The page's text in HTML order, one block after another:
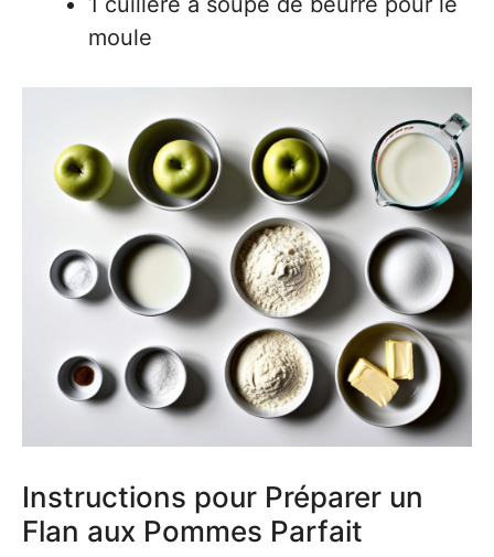
moule
Instructions pour Préparer un
Flan aux Pommes Parfait